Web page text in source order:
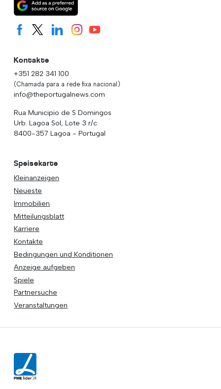
Kontakte
+351 282 341 100
(Chamada para a rede fixa nacional)
info@theportugalnews.com
Rua Municipio de S Domingos
Urb. Lagoa Sol, Lote 3 r/c
8400-357 Lagoa - Portugal
Speisekarte
Kleinanzeigen
Neueste
Immobilien
Mitteilungsblatt
Karriere
Kontakte
Bedingungen und Konditionen
Anzeige aufgeben
Spiele
Partnersuche
Veranstaltungen